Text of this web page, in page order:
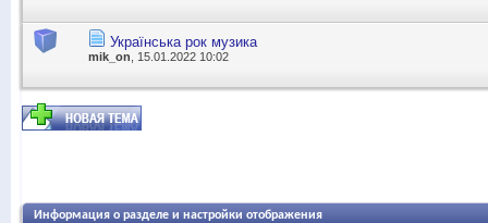
Українська рок музика
mik_on , 15.01.2022 10:02
Информация о разделе и настройки отображения